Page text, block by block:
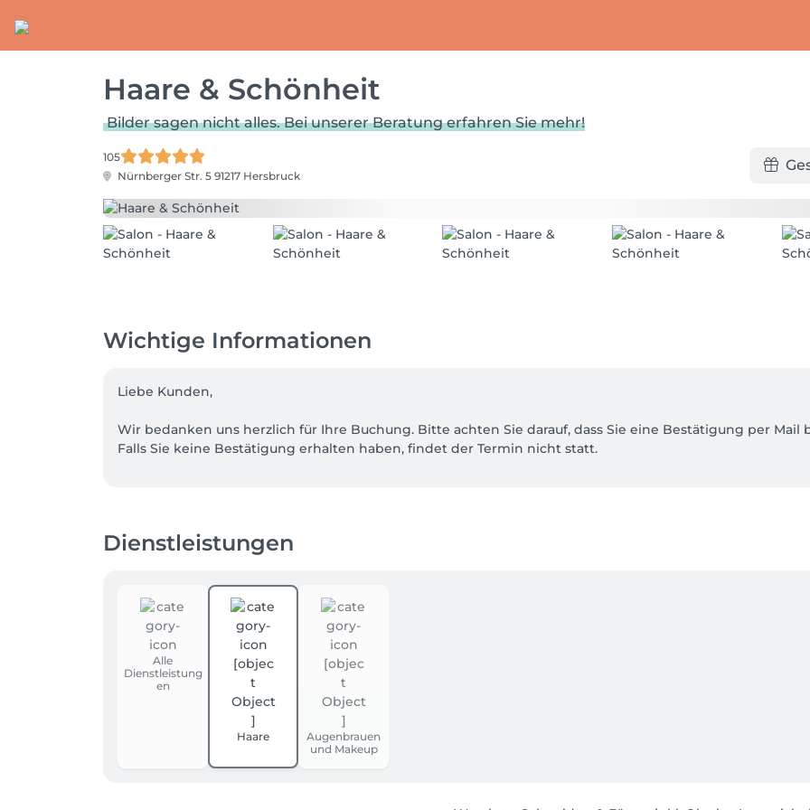
Haare & Schönheit
Bilder sagen nicht alles. Bei unserer Beratung erfahren Sie mehr!
105
Nürnberger Str. 5 91217 Hersbruck
Wichtige Informationen
Liebe Kunden,
Wir bedanken uns herzlich für Ihre Buchung. Bitte achten Sie darauf, dass Sie eine Bestätigung per Mail
Falls Sie keine Bestätigung erhalten haben, findet der Termin nicht statt.
Ihr Team von Haare & Schönheit
Dienstleistungen
Alle
Dienstleistung
en
Haare
Augenbrauen
und Makeup